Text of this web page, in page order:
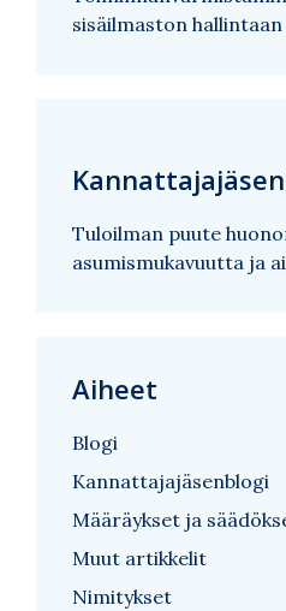
sisäilmaston hallintaan
Tuloilman puute
asumismukavuutta ja
Aiheet
Blogi
Kannattajajäsenblogi
Määräykset ja
Muut artikkelit
Nimitykset